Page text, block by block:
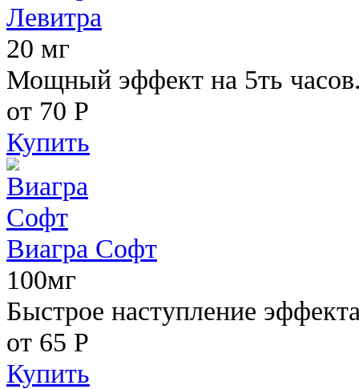
Левитра
20 мг
Мощный эффект на 5ть
от 70 Р
Купить
Виагра Софт
100мг
Быстрое наступление
от 65 Р
Купить